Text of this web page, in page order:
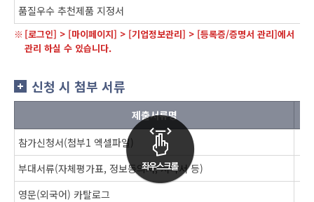
품질우수 추천제품 지정서
[로그인] > [마이페이지] > [기업정보관리] > [등록증/증명서 관리]에서
관리 하실 수 있습니다.
신청 시 첨부 서류
제출서류명
참가신청서(첨부1 엑셀파일)
부대서류(자체평가표, 정보동의서, 서약서 등)
영문(외국어) 카탈로그